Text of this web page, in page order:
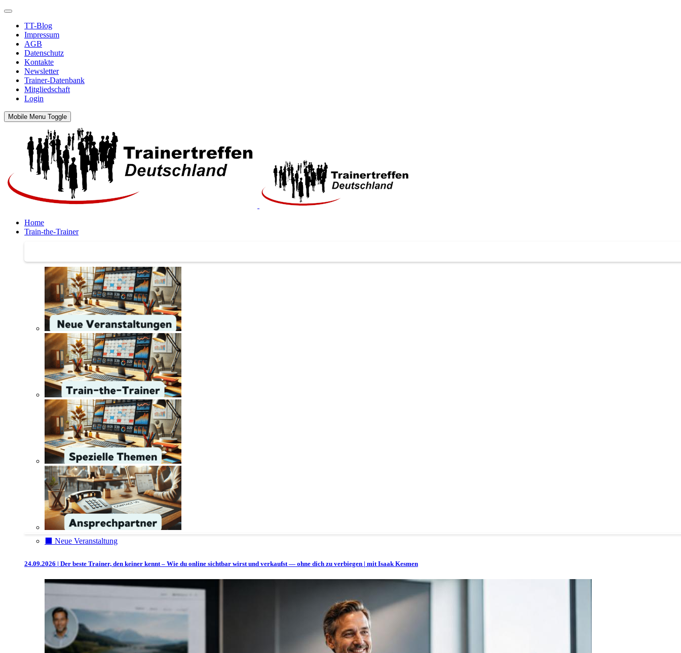
TT-Blog
Impressum
AGB
Datenschutz
Kontakte
Newsletter
Trainer-Datenbank
Mitgliedschaft
Login
Mobile Menu Toggle
Home
Train-the-Trainer
⬛️ Neue Veranstaltung
24.09.2026 | Der beste Trainer, den keiner kennt – Wie du online sichtbar wirst und verkaufst — ohne dich zu verbiegen | mit Isaak Kesmen